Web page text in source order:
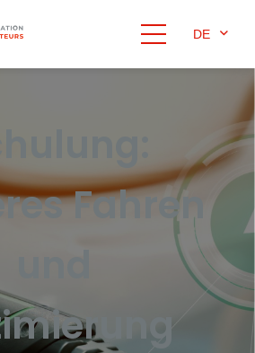
DE
Fahren